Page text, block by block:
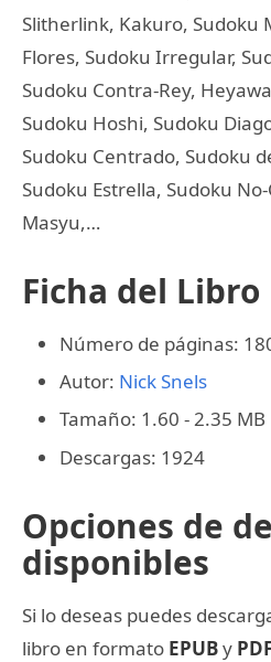
Slitherlink, Kakuro, Sudoku
Flores, Sudoku Irregular,
Sudoku Contra-Rey,
Sudoku Hoshi, Sudoku
Sudoku Centrado, Sudoku
Sudoku Estrella, Sudoku
Masyu,…
Ficha del Libro
Número de páginas:
Autor: Nick Snels
Tamaño: 1.60 - 2.35 MB
Descargas: 1924
Opciones de
disponibles
Si lo deseas puedes
libro en formato EPUBy